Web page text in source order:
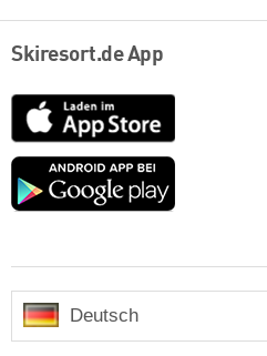
Skiresort.de App
App
Store
Google
Deutsch